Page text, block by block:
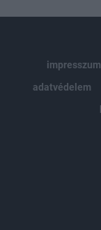
impresszum
adatvédelem